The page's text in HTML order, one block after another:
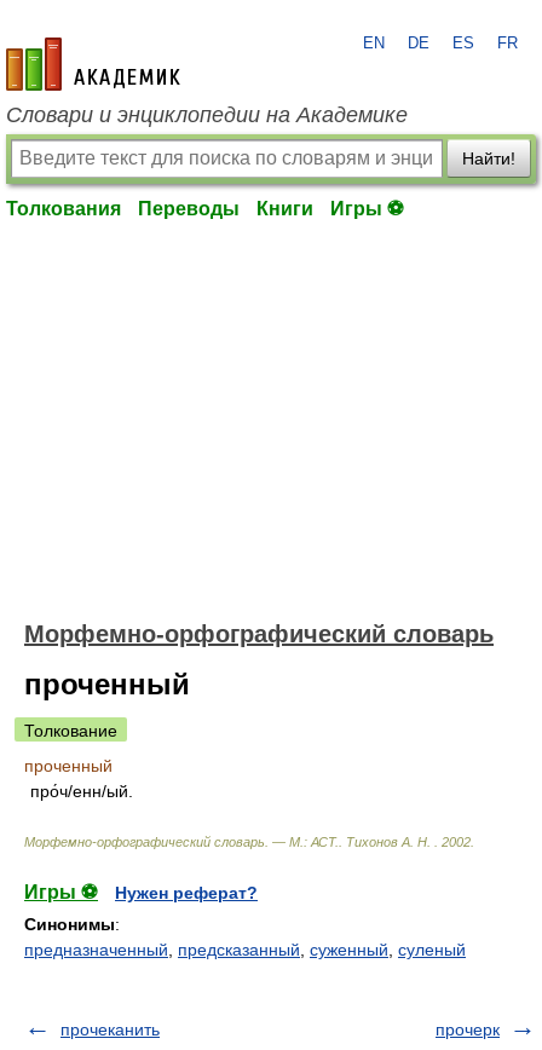
academic.ru
EN DE ES FR
Словари и энциклопедии на Академике
Найти!
Толкования Переводы Книги Игры ⚽
Морфемно-орфографический словарь
проченный
Толкование
проченный
про́ч/енн/ый.
Морфемно-орфографический словарь. — М.: АСТ. Тихонов А. Н. 2002
Игры ⚽
Нужен реферат?
Синонимы:
предназначенный
предсказанный суженный суленый
прочеканить прочерк